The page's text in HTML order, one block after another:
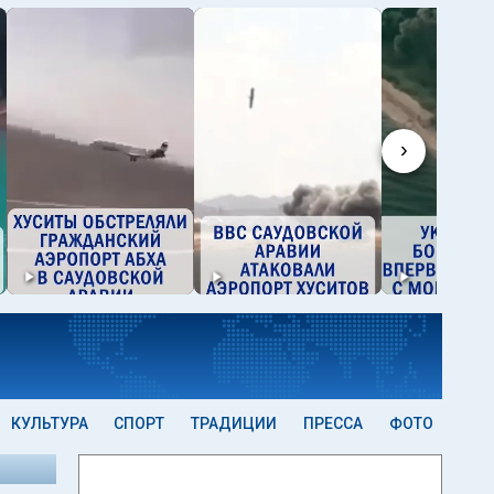
›
КУЛЬТУРА СПОРТ ТРАДИЦИИ ПРЕССА ФОТО